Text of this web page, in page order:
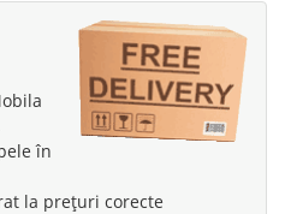
în
la prețuri corecte